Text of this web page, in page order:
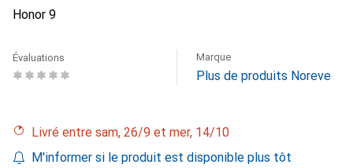
Honor 9
Évaluations Marque
Plus de produits Noreve
Livré entre sam, 26/9 et mer, 14/10
M'informer si le produit est disponible plus tôt